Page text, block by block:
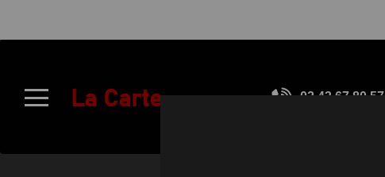
La Carte 02.43.67.80.57
Charte